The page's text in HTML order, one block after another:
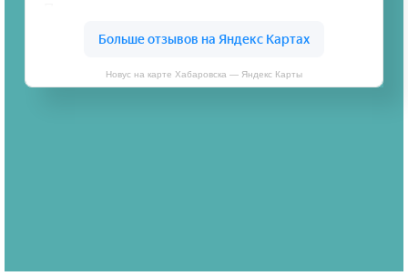
Новус на карте Хабаровска — Яндекс Карты